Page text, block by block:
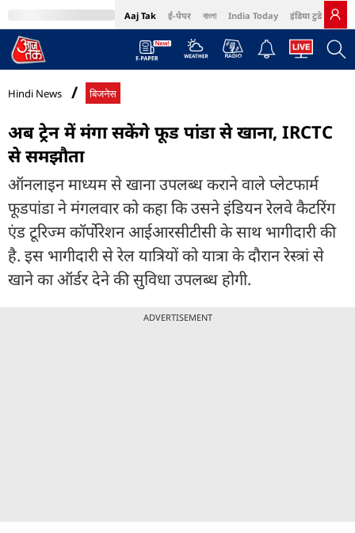
Aaj Tak ई-पेपर বাংলা India Today इंडिया टुडे हिंदी
MumbaiTak Cosmopolitan Harper's Bazaar Northeast
Hindi News बिजनेस
अब ट्रेन में मंगा सकेंगे फूड पांडा से खाना, IRCTC
से समझौता
ऑनलाइन माध्यम से खाना उपलब्ध कराने वाले प्लेटफार्म
फूडपांडा ने मंगलवार को कहा कि उसने इंडियन रेलवे कैटरिंग
एंड टूरिज्म कॉर्पोरेशन आईआरसीटीसी के साथ भागीदारी की
है. इस भागीदारी से रेल यात्रियों को यात्रा के दौरान रेस्त्रां से
खाने का ऑर्डर देने की सुविधा उपलब्ध होगी.
ADVERTISEMENT